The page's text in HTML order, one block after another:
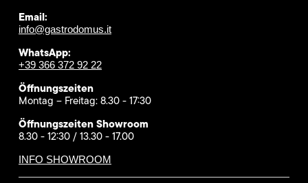
Email:
info@gastrodomus.it
WhatsApp:
+39 366 372 92 22
Öffnungszeiten
Montag – Freitag: 8.30 - 17:30
Öffnungszeiten Showroom
8.30 - 12:30 / 13.30 - 17.00
INFO SHOWROOM